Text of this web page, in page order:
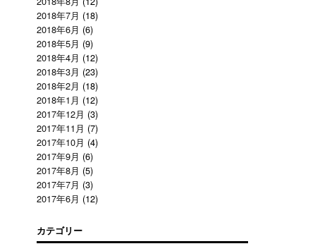
2018年7月 (18)
2018年6月 (6)
2018年5月 (9)
2018年4月 (12)
2018年3月 (23)
2018年2月 (18)
2018年1月 (12)
2017年12月 (3)
2017年11月 (7)
2017年10月 (4)
2017年9月 (6)
2017年8月 (5)
2017年7月 (3)
2017年6月 (12)
カテゴリー